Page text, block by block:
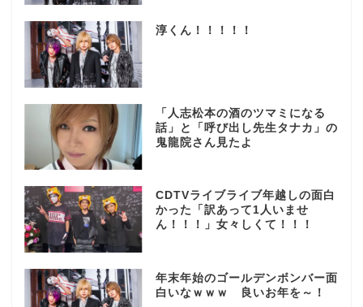
淳くん！！！！！
「人志松本の酒のツマミになる
話」と「呼び出し先生タナカ」の
鬼龍院さん見たよ
CDTVライブライブ年越しの面白
かった「訳あって1人いませ
ん！！！」女々しくて！！！
年末年始のゴールデンボンバー面
白いなｗｗｗ 良いお年を～！